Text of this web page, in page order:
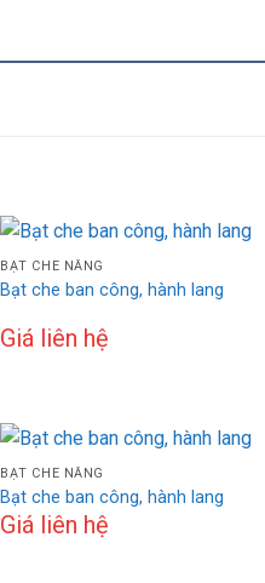
BẠT CHE NẮNG
Bạt che ban công, hành lang
Giá liên hệ
BẠT CHE NẮNG
Bạt che ban công, hành lang
Giá liên hệ